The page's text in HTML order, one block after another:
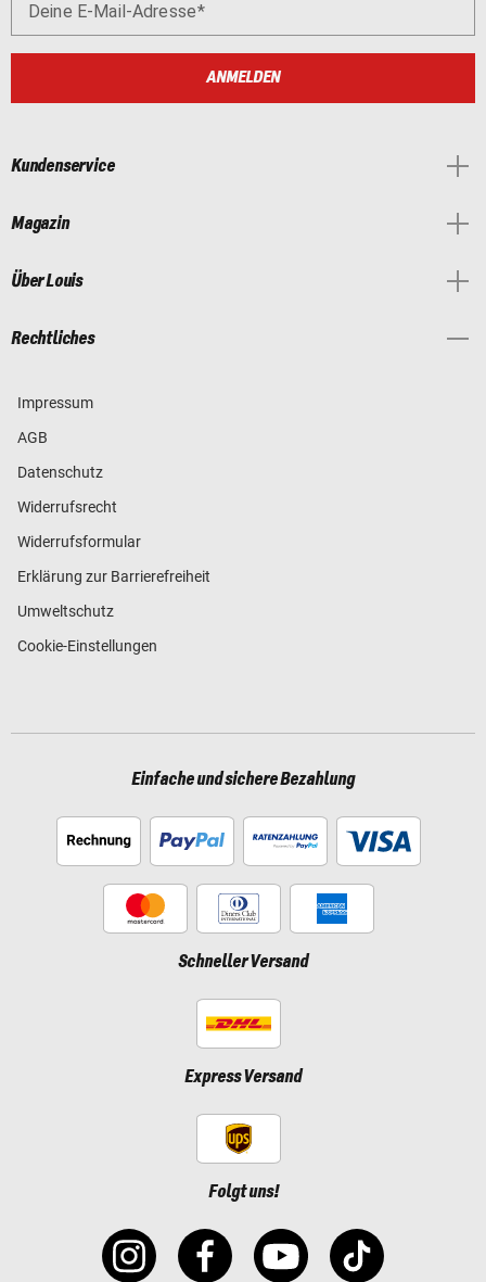
Deine E-Mail-Adresse
ANMELDEN
Kundenservice
Magazin
Über Louis
Rechtliches
Impressum
AGB
Datenschutz
Widerrufsrecht
Widerrufsformular
Erklärung zur Barrierefreiheit
Umweltschutz
Cookie-Einstellungen
Einfache und sichere Bezahlung
Schneller Versand
Express Versand
Folgt uns!